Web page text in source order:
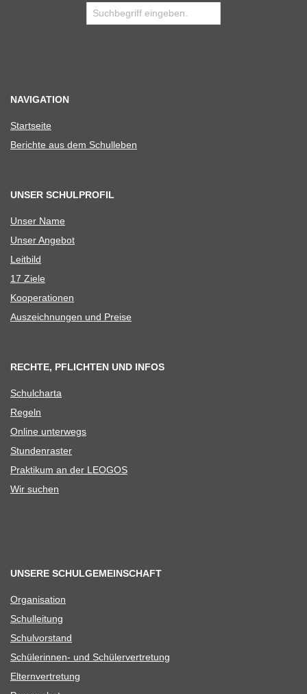
NAVIGATION
Start­seite
Berichte aus dem Schulleben
UNSER SCHULPROFIL
Unser Name
Unser Ange­bot
Leit­bild
17 Ziele
Koope­ra­tio­nen
Aus­zeich­nun­gen und Preise
RECHTE, PFLICHTEN UND INFOS
Schul­charta
Regeln
Online unter­wegs
Stun­den­ras­ter
Prak­ti­kum an der LEOGOS
Wir suchen
UNSERE SCHULGEMEINSCHAFT
Orga­ni­sa­tion
Schul­lei­tung
Schul­vor­stand
Schü­le­rin­nen- und Schülervertretung
Eltern­ver­tre­tung